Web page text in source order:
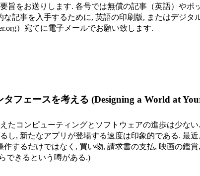
旨をお送りします. 各号では無償の記事（英語）や
記事を入手するために, 英語の印刷版, またはデジタ
）宛てに電子メールでお願い致します.
フェースを考える (Designing a World at
たコンピューティングとソフトウェアの進歩は少な
し, 新たなアプリが登場する速度は印象的である. 最
するだけではなく, 買い物, 請求書の支払, 映画の鑑
できるという噂がある.)